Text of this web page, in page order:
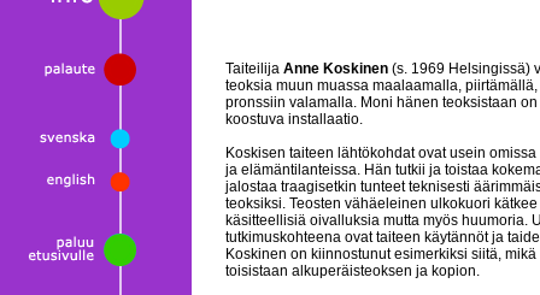
Taiteilija Anne Koskinen(s. 1969 Helsingissä)
teoksia muun muassa maalaamalla,
pronssiin valamalla. Moni hänen teoksistaan
koostuva installaatio.
Koskisen taiteen lähtökohdat ovat usein
ja elämäntilanteissa. Hän tutkii ja toistaa
jalostaa traagisetkin tunteet teknisesti
teoksiksi. Teosten vähäeleinen ulkokuori
käsitteellisiä oivalluksia mutta myös huumoria.
tutkimuskohteena ovat taiteen käytännöt ja
Koskinen on kiinnostunut esimerkiksi siitä, mikä
toisistaan alkuperäisteoksen ja kopion.